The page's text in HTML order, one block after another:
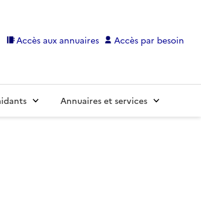
Accès aux annuaires Accès par besoin
Annuaires et services